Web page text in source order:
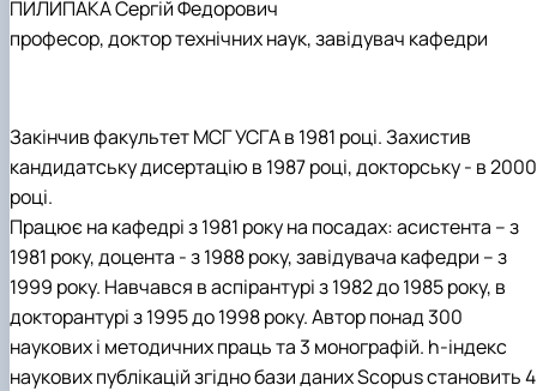
ПИЛИПАКА Сергій Федорович
професор, доктор технічних наук, завідувач кафедри
Закінчив факультет МСГ УСГА в 1981 році. Захистив
кандидатську дисертацію в 1987 році, докторську - в 2000
році.
Працює на кафедрі з 1981 року на посадах: асистента – з
1981 року, доцента - з 1988 року, завідувача кафедри – з
1999 року. Навчався в аспірантурі з 1982 до 1985 року, в
докторантурі з 1995 до 1998 року. Автор понад 300
наукових і методичних праць та 3 монографій. h-індекс
наукових публікацій згідно бази даних Scopus становить